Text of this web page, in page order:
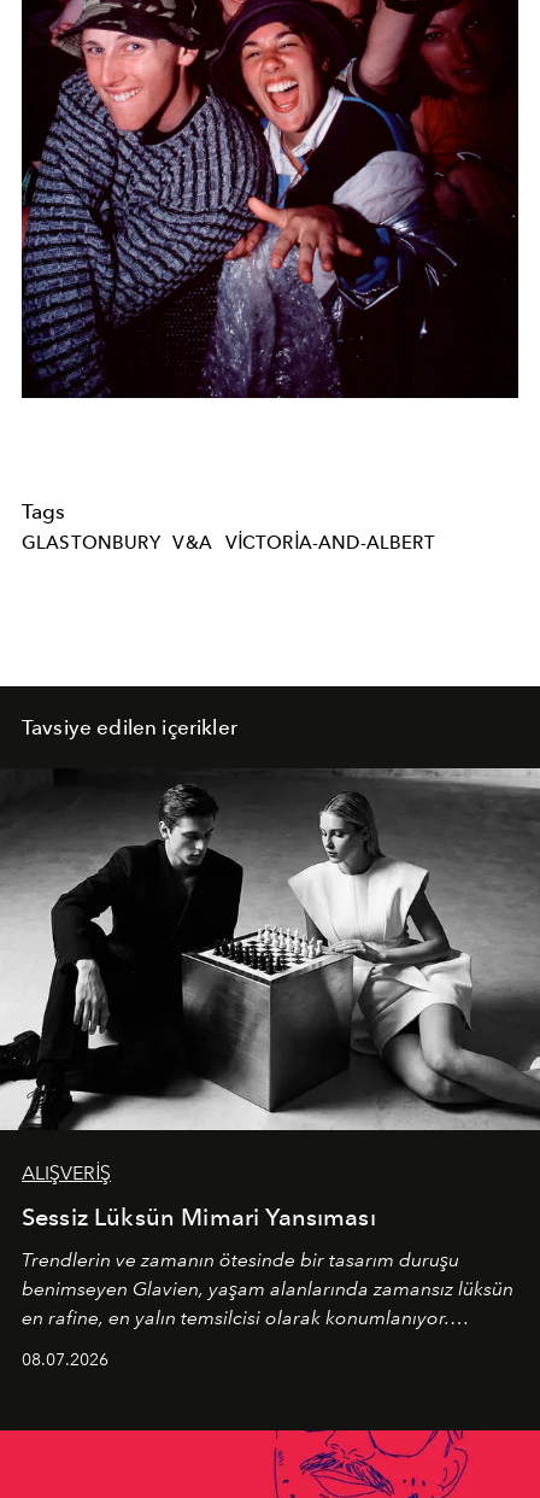
Tags
GLASTONBURY V&A VICTORIA-AND-ALBERT
Tavsiye edilen içerikler
ALIŞVERİŞ
Sessiz Lüksün Mimari Yansıması
Trendlerin ve zamanın ötesinde bir tasarım duruşu
benimseyen Glavien, yaşam alanlarında zamansız lüksün
en rafine, en yalın temsilcisi olarak konumlanıyor.
08.07.2026